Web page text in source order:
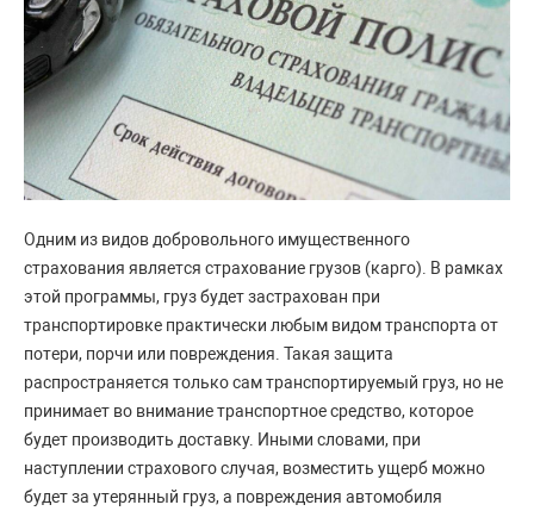
Одним из видов добровольного имущественного
страхования является страхование грузов (карго). В рамках
этой программы, груз будет застрахован при
транспортировке практически любым видом транспорта от
потери, порчи или повреждения. Такая защита
распространяется только сам транспортируемый груз, но не
принимает во внимание транспортное средство, которое
будет производить доставку. Иными словами, при
наступлении страхового случая, возместить ущерб можно
будет за утерянный груз, а повреждения автомобиля